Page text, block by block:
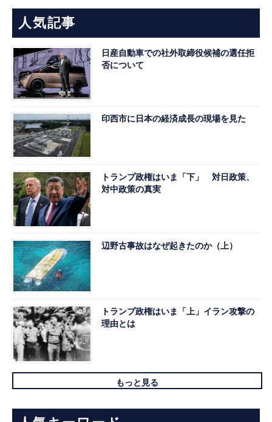
人気記事
日産自動車での社外取締役候補の選任拒
否について
印西市に日本の経済成長の現場を見た
トランプ政権はいま「下」 対日政策、
対中政策の真実
辺野古事故はなぜ起きたのか（上）
トランプ政権はいま「上」イラン攻撃の
理由とは
もっと見る